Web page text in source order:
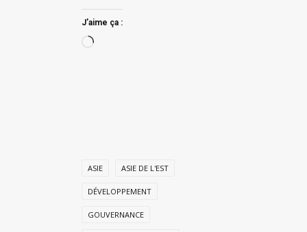
J’aime ça :
Chargement…
ASIE ASIE DE L'EST
DÉVELOPPEMENT
GOUVERNANCE